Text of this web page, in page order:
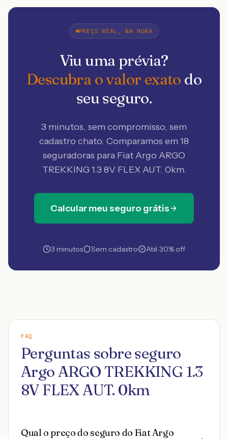
PREÇO REAL, NA HORA
Viu uma prévia?
Descubra o valor exato do
seu seguro.
3 minutos, sem compromisso, sem
cadastro chato. Comparamos em 18
seguradoras para Fiat Argo ARGO
TREKKING 1.3 8V FLEX AUT. 0km.
Calcular meu seguro grátis
3 minutos Sem cadastro Até 30% off
FAQ
Perguntas sobre seguro
Argo ARGO TREKKING 1.3
8V FLEX AUT. 0km
Qual o preço do seguro do Fiat Argo